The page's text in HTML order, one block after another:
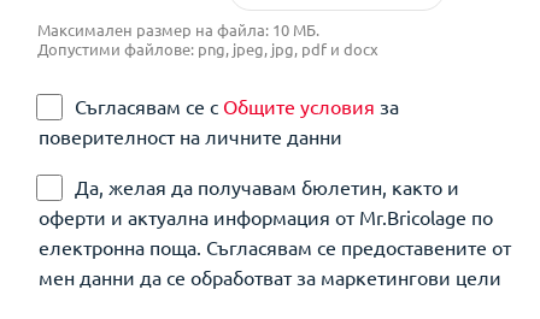
Максимален размер на файла: 10 МБ.
Допустими файлове: png, jpeg, jpg, pdf и docx
Съгласявам се с Общите условия за
поверителност на личните данни
Да, желая да получавам бюлетин, както и
оферти и актуална информация от Mr.Bricolage по
електронна поща. Съгласявам се предоставените от
мен данни да се обработват за маркетингови цели